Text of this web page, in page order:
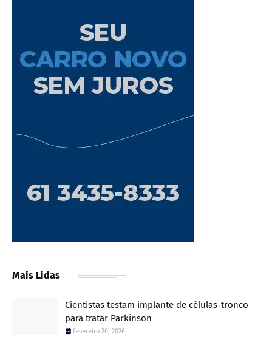
Mais Lidas
Cientistas testam implante de células-tronco
para tratar Parkinson
fevereiro 20, 2026